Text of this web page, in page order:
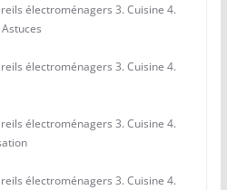
électroménagers 3. Cuisine 4.
électroménagers 3. Cuisine 4.
électroménagers 3. Cuisine 4.
électroménagers 3. Cuisine 4.